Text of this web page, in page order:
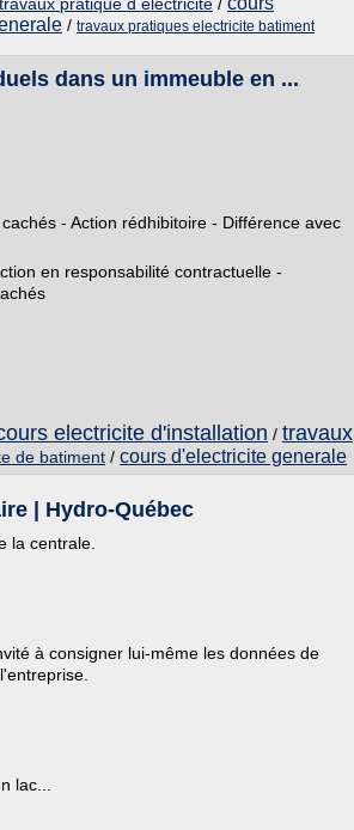
/ travaux pratiques electricite batiment
dans un immeuble en ...
- Action rédhibitoire - Différence avec
en responsabilité contractuelle -
electricite d'installation / travaux
de batiment / cours d'electricite generale
| Hydro-Québec
la centrale.
à consigner lui-même les données de
lac...